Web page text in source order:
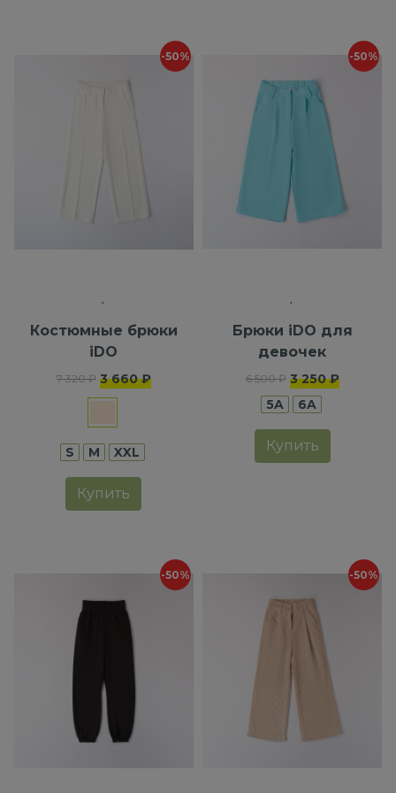
-50%
Костюмные брюки
iDO
7 320 ₽ 3 660 ₽
S M XXL
Купить
-50%
Брюки iDO для
девочек
6 500 ₽ 3 250 ₽
5A
6A
Купить
-50% -50%